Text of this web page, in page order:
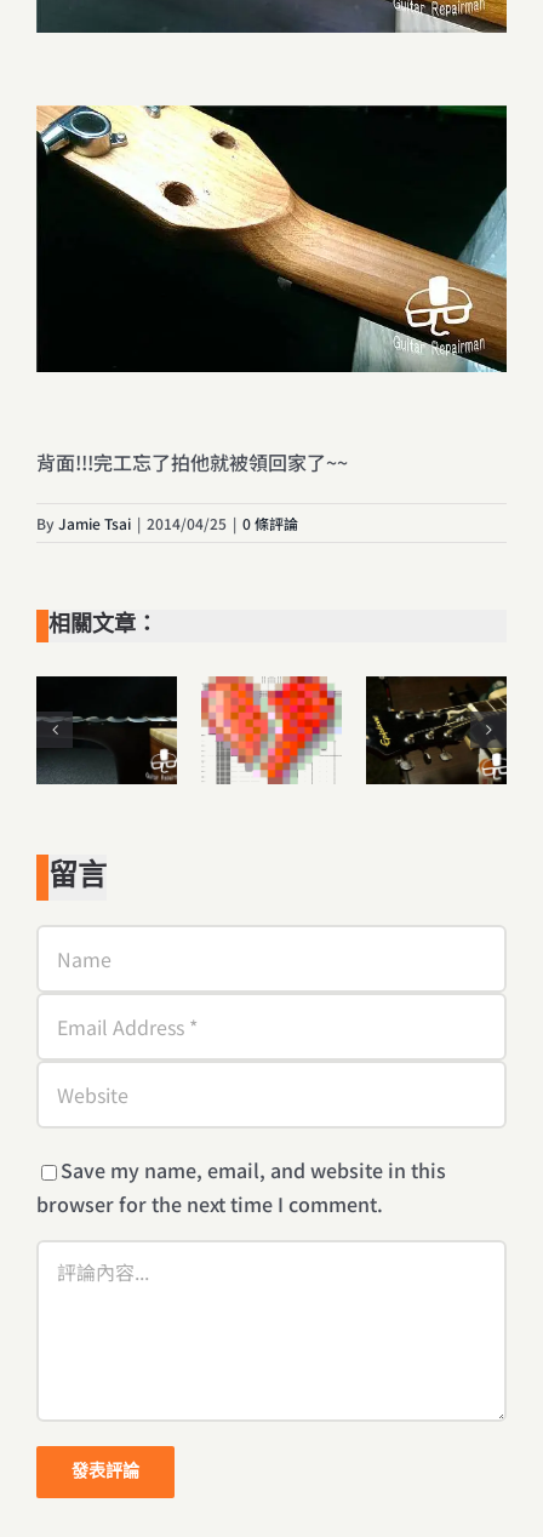
背面!!!完工忘了拍他就被領回家了~~
ByJamie Tsai | 2014/04/25 | 0 條評論
相關文章：
留言
Save my name, email, and website in this
browser for the next time I comment.